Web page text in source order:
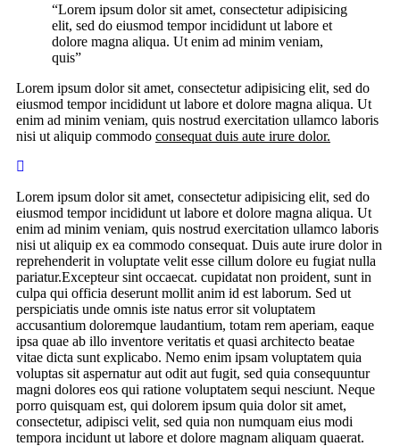
“Lorem ipsum dolor sit amet, consectetur adipisicing
elit, sed do eiusmod tempor incididunt ut labore et
dolore magna aliqua. Ut enim ad minim veniam,
quis”
Lorem ipsum dolor sit amet, consectetur adipisicing elit, sed do
eiusmod tempor incididunt ut labore et dolore magna aliqua. Ut
enim ad minim veniam, quis nostrud exercitation ullamco laboris
nisi ut aliquip commodo consequat duis aute irure dolor.
Lorem ipsum dolor sit amet, consectetur adipisicing elit, sed do
eiusmod tempor incididunt ut labore et dolore magna aliqua. Ut
enim ad minim veniam, quis nostrud exercitation ullamco laboris
nisi ut aliquip ex ea commodo consequat. Duis aute irure dolor in
reprehenderit in voluptate velit esse cillum dolore eu fugiat nulla
pariatur.Excepteur sint occaecat. cupidatat non proident, sunt in
culpa qui officia deserunt mollit anim id est laborum. Sed ut
perspiciatis unde omnis iste natus error sit voluptatem
accusantium doloremque laudantium, totam rem aperiam, eaque
ipsa quae ab illo inventore veritatis et quasi architecto beatae
vitae dicta sunt explicabo. Nemo enim ipsam voluptatem quia
voluptas sit aspernatur aut odit aut fugit, sed quia consequuntur
magni dolores eos qui ratione voluptatem sequi nesciunt. Neque
porro quisquam est, qui dolorem ipsum quia dolor sit amet,
consectetur, adipisci velit, sed quia non numquam eius modi
tempora incidunt ut labore et dolore magnam aliquam quaerat.